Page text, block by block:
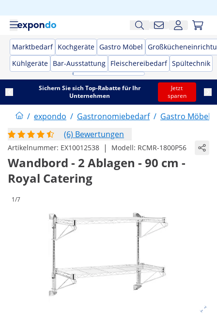
Marktbedarf Kochgeräte Gastro Möbel
Kühlgeräte Bar-Ausstattung Fleischereibedarf Spültechnik
Sichern Sie sich Top-Rabatte für Ihr
Unternehmen
Jetzt
sparen
/ expondo / Gastronomiebedarf / Gastro Möbel
(6) Bewertungen
Artikelnummer: EX10012538 | Modell: RCMR-1800P56
Wandbord - 2 Ablagen - 90 cm -
Royal Catering
1/7